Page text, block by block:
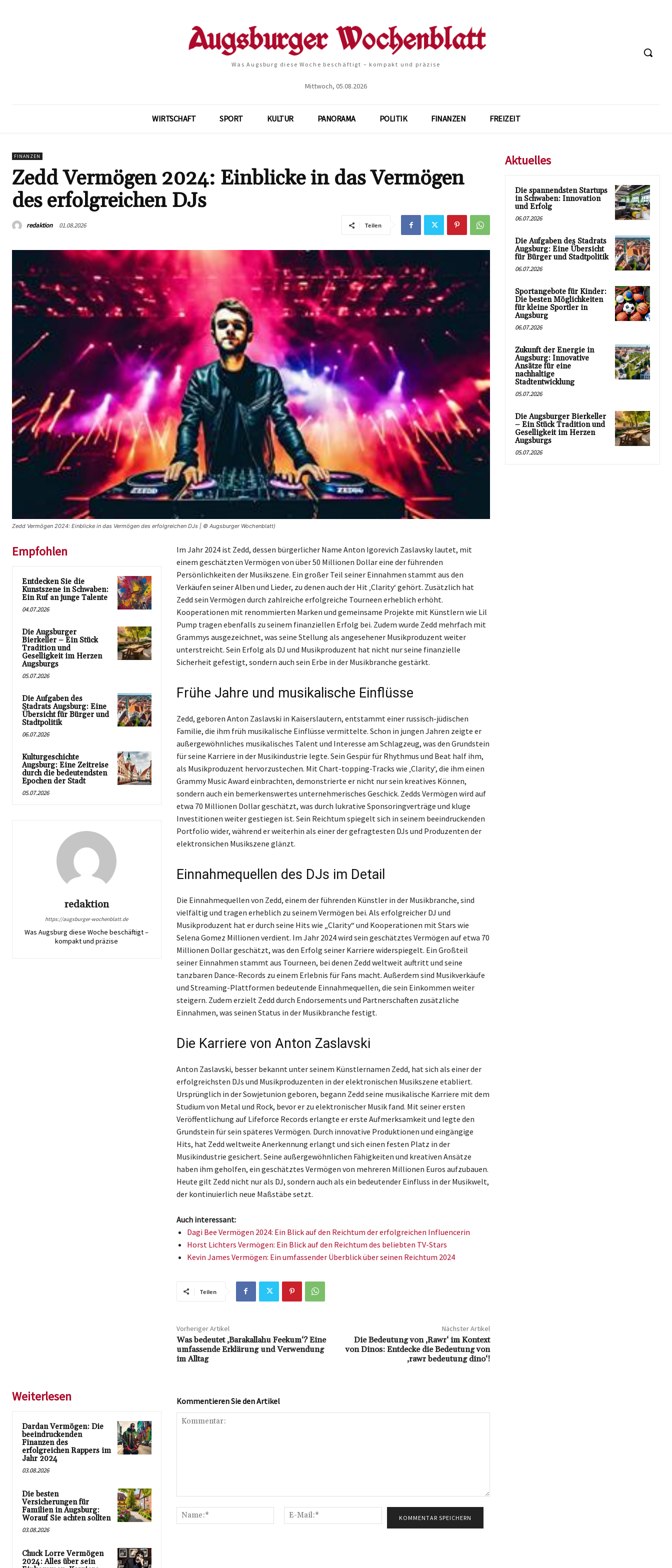
Was Augsburg diese Woche beschäftigt – kompakt und präzise
Mittwoch, 05.08.2026
WIRTSCHAFT SPORT KULTUR PANORAMA POLITIK FINANZEN FREIZEIT
FINANZEN
Zedd Vermögen 2024: Einblicke in das Vermögen
des erfolgreichen DJs
redaktion 01.08.2026 Teilen
Zedd Vermögen 2024: Einblicke in das Vermögen des erfolgreichen DJs | © Augsburger Wochenblatt)
Empfohlen
Entdecken Sie die
Kunstszene in Schwaben:
Ein Ruf an junge Talente
04.07.2026
Die Augsburger
Bierkeller – Ein Stück
Tradition und
Geselligkeit im Herzen
Augsburgs
05.07.2026
Die Aufgaben des
Stadrats Augsburg: Eine
Übersicht für Bürger und
Stadtpolitik
06.07.2026
Kulturgeschichte
Augsburg: Eine Zeitreise
durch die bedeutendsten
Epochen der Stadt
05.07.2026
redaktion
https://augsburger-wochenblatt.de
Was Augsburg diese Woche beschäftigt –
kompakt und präzise
Im Jahr 2024 ist Zedd, dessen bürgerlicher Name Anton Igorevich Zaslavsky lautet, mit
einem geschätzten Vermögen von über 50 Millionen Dollar eine der führenden
Persönlichkeiten der Musikszene. Ein großer Teil seiner Einnahmen stammt aus den
Verkäufen seiner Alben und Lieder, zu denen auch der Hit ‚Clarity‘ gehört. Zusätzlich hat
Zedd sein Vermögen durch zahlreiche erfolgreiche Tourneen erheblich erhöht.
Kooperationen mit renommierten Marken und gemeinsame Projekte mit Künstlern wie Lil
Pump tragen ebenfalls zu seinem finanziellen Erfolg bei. Zudem wurde Zedd mehrfach mit
Grammys ausgezeichnet, was seine Stellung als angesehener Musikproduzent weiter
unterstreicht. Sein Erfolg als DJ und Musikproduzent hat nicht nur seine finanzielle
Sicherheit gefestigt, sondern auch sein Erbe in der Musikbranche gestärkt.
Frühe Jahre und musikalische Einflüsse
Zedd, geboren Anton Zaslavski in Kaiserslautern, entstammt einer russisch-jüdischen
Familie, die ihm früh musikalische Einflüsse vermittelte. Schon in jungen Jahren zeigte er
außergewöhnliches musikalisches Talent und Interesse am Schlagzeug, was den Grundstein
für seine Karriere in der Musikindustrie legte. Sein Gespür für Rhythmus und Beat half ihm,
als Musikproduzent hervorzu­stechen. Mit Chart-topping-Tracks wie ‚Clarity‘, die ihm einen
Grammy Music Award einbrachten, demonstrierte er nicht nur sein kreatives Können,
sondern auch ein bemerkenswertes unternehmerisches Geschick. Zedds Vermögen wird auf
etwa 70 Millionen Dollar geschätzt, was durch lukrative Sponsoringverträge und kluge
Investitionen weiter gestiegen ist. Sein Reichtum spiegelt sich in seinem beeindruckenden
Portfolio wider, während er weiterhin als einer der gefragtesten DJs und Produzenten der
elektronsichen Musikszene glänzt.
Einnahmequellen des DJs im Detail
Die Einnahmequellen von Zedd, einem der führenden Künstler in der Musikbranche, sind
vielfältig und tragen erheblich zu seinem Vermögen bei. Als erfolgreicher DJ und
Musikproduzent hat er durch seine Hits wie „Clarity“ und Kooperationen mit Stars wie
Selena Gomez Millionen verdient. Im Jahr 2024 wird sein geschätztes Vermögen auf etwa 70
Millionen Dollar geschätzt, was den Erfolg seiner Karriere widerspiegelt. Ein Großteil
seiner Einnahmen stammt aus Tourneen, bei denen Zedd weltweit auftritt und seine
tanzbaren Dance-Records zu einem Erlebnis für Fans macht. Außerdem sind Musikverkäufe
und Streaming-Plattformen bedeutende Einnahmequellen, die sein Einkommen weiter
steigern. Zudem erzielt Zedd durch Endorsements und Partnerschaften zusätzliche
Einnahmen, was seinen Status in der Musikbranche festigt.
Die Karriere von Anton Zaslavski
Anton Zaslavski, besser bekannt unter seinem Künstlernamen Zedd, hat sich als einer der
erfolgreichsten DJs und Musikproduzenten in der elektronischen Musikszene etabliert.
Ursprünglich in der Sowjetunion geboren, begann Zedd seine musikalische Karriere mit dem
Studium von Metal und Rock, bevor er zu elektronischer Musik fand. Mit seiner ersten
Veröffentlichung auf Lifeforce Records erlangte er erste Aufmerksamkeit und legte den
Grundstein für sein späteres Vermögen. Durch innovative Produktionen und eingängige
Hits, hat Zedd weltweite Anerkennung erlangt und sich einen festen Platz in der
Musikindustrie gesichert. Seine außergewöhnlichen Fähigkeiten und kreativen Ansätze
haben ihm geholfen, ein geschätztes Vermögen von mehreren Millionen Euros aufzubauen.
Heute gilt Zedd nicht nur als DJ, sondern auch als ein bedeutender Einfluss in der Musikwelt,
der kontinuierlich neue Maßstäbe setzt.
Auch interessant:
Dagi Bee Vermögen 2024: Ein Blick auf den Reichtum der erfolgreichen Influencerin
Horst Lichters Vermögen: Ein Blick auf den Reichtum des beliebten TV-Stars
Kevin James Vermögen: Ein umfassender Überblick über seinen Reichtum 2024
Teilen
Vorheriger Artikel
Was bedeutet ‚Barakallahu Feekum‘? Eine
umfassende Erklärung und Verwendung
im Alltag
Nächster Artikel
Die Bedeutung von ‚Rawr‘ im Kontext
von Dinos: Entdecke die Bedeutung von
‚rawr bedeutung dino‘!
Weiterlesen
Dardan Vermögen: Die
beeindruckenden
Finanzen des
erfolgreichen Rappers im
Jahr 2024
03.08.2026
Die besten
Versicherungen für
Familien in Augsburg:
Worauf Sie achten sollten
03.08.2026
Chuck Lorre Vermögen
2024: Alles über sein
Kommentieren Sie den Artikel
Name:*
Mail:*
Aktuelles
Die spannendsten Startups
in Schwaben: Innovation
und Erfolg
06.07.2026
Die Aufgaben des Stadrats
Augsburg: Eine Übersicht
für Bürger und Stadtpolitik
06.07.2026
Sportangebote für Kinder:
Die besten Möglichkeiten
für kleine Sportler in
Augsburg
06.07.2026
Zukunft der Energie in
Augsburg: Innovative
Ansätze für eine
nachhaltige
Stadtentwicklung
05.07.2026
Die Augsburger Bierkeller
– Ein Stück Tradition und
Geselligkeit im Herzen
Augsburgs
05.07.2026